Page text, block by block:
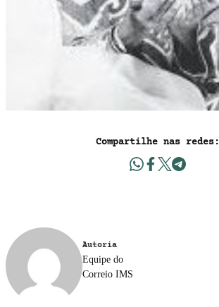
Compartilhe nas redes:
Autoria
Equipe do
Correio IMS